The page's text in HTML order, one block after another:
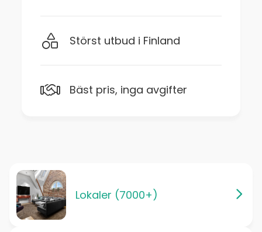
Störst utbud i Finland
Bäst pris, inga avgifter
Lokaler (7000+)